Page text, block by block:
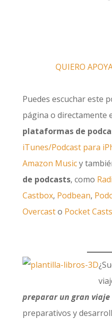
QUIERO
Puedes escuchar este
página o directamente
plataformas de
iTunes/Podcast para
Amazon Musicy
de podcasts, como
Castbox, Podbean,
Overcasto Pocket Casts
preparar un gran viaje
preparativos y